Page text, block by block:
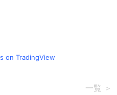
on TradingView
一覧